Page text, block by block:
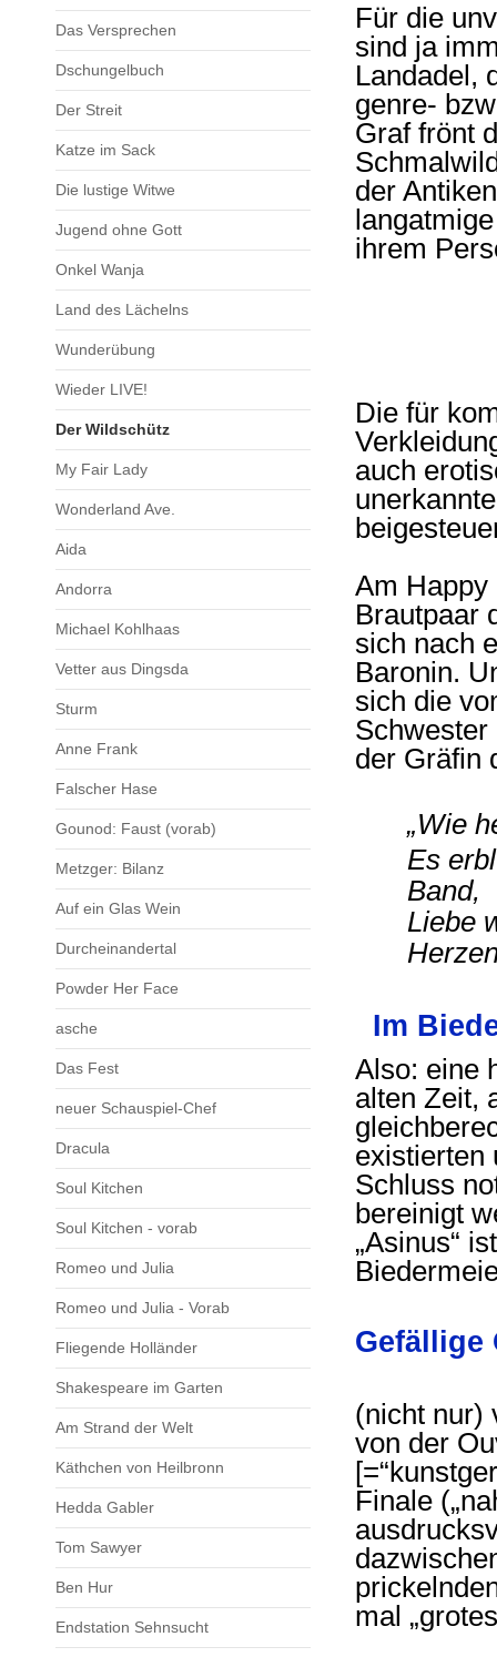
Das Versprechen
Dschungelbuch
Der Streit
Katze im Sack
Die lustige Witwe
Jugend ohne Gott
Onkel Wanja
Land des Lächelns
Wunderübung
Wieder LIVE!
Der Wildschütz
My Fair Lady
Wonderland Ave.
Aida
Andorra
Michael Kohlhaas
Vetter aus Dingsda
Sturm
Anne Frank
Falscher Hase
Gounod: Faust (vorab)
Metzger: Bilanz
Auf ein Glas Wein
Durcheinandertal
Powder Her Face
asche
Das Fest
neuer Schauspiel-Chef
Dracula
Soul Kitchen
Soul Kitchen - vorab
Romeo und Julia
Romeo und Julia - Vorab
Fliegende Holländer
Shakespeare im Garten
Am Strand der Welt
Käthchen von Heilbronn
Hedda Gabler
Tom Sawyer
Ben Hur
Endstation Sehnsucht
Für die
sind ja
Landadel,
genre-
Graf frönt
der
ihrem
Die für
auch
Am Happy
Brautpaar
sich nach
Baronin.
sich die
Schwester
der Gräfin
„Wie
Es
Band,
Liebe
Im
Also: eine
alten Zeit,
existierten
Schluss
bereinigt
„Asinus“
Gefällige
(nicht nur)
von der
Finale
mal